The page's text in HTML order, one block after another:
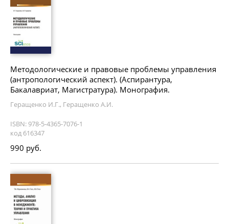
Методологические и правовые проблемы управления
(антропологический аспект). (Аспирантура,
Бакалавриат, Магистратура). Монография.
Геращенко И.Г., Геращенко А.И.
ISBN: 978-5-4365-7076-1
код 616347
990 руб.